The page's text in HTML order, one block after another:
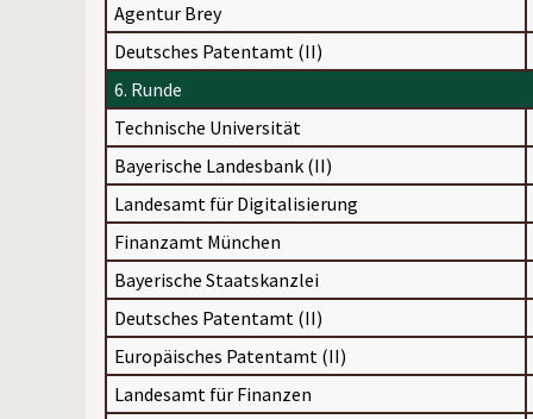
Agentur Brey
Deutsches Patentamt (II)
6. Runde
Technische Universität
Bayerische Landesbank (II)
Landesamt für Digitalisierung
Finanzamt München
Bayerische Staatskanzlei
Deutsches Patentamt (II)
Europäisches Patentamt (II)
Landesamt für Finanzen